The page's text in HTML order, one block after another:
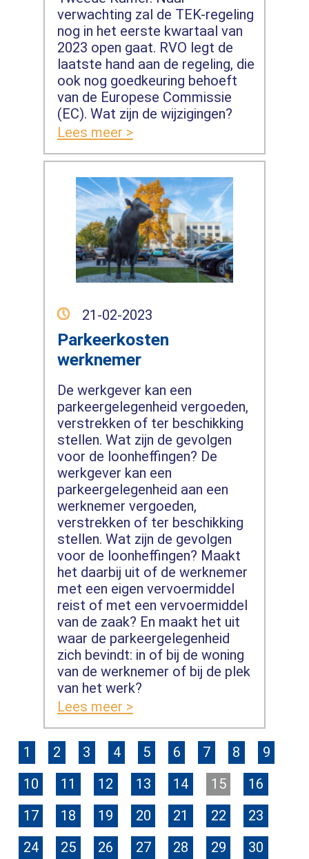
verwachting zal de TEK-regeling
nog in het eerste kwartaal van
2023 open gaat. RVO legt de
laatste hand aan de regeling, die
ook nog goedkeuring behoeft
van de Europese Commissie
(EC). Wat zijn de wijzigingen?
Lees meer >
21-02-2023
Parkeerkosten
werknemer
De werkgever kan een
parkeergelegenheid vergoeden,
verstrekken of ter beschikking
stellen. Wat zijn de gevolgen
voor de loonheffingen? De
werkgever kan een
parkeergelegenheid aan een
werknemer vergoeden,
verstrekken of ter beschikking
stellen. Wat zijn de gevolgen
voor de loonheffingen? Maakt
het daarbij uit of de werknemer
met een eigen vervoermiddel
reist of met een vervoermiddel
van de zaak? En maakt het uit
waar de parkeergelegenheid
zich bevindt: in of bij de woning
van de werknemer of bij de plek
van het werk?
Lees meer >
1 2 3 4 5 6 7 8
9
10
11 12 13 14 15
16
17
18 19 20 21 22
23
24
25 26 27 28 29
30